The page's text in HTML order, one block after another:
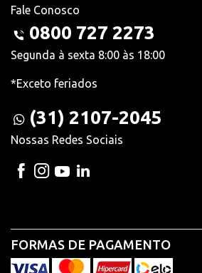
Fale Conosco
0800 727 2273
Segunda à sexta 8:00 às 18:00
*Exceto feriados
(31) 2107-2045
Nossas Redes Sociais
FORMAS DE PAGAMENTO